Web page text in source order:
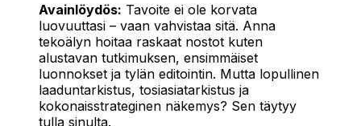
Avainlöydös: Tavoite ei ole korvata
luovuuttasi – vaan vahvistaa sitä. Anna
tekoälyn hoitaa raskaat nostot kuten
alustavan tutkimuksen, ensimmäiset
luonnokset ja tylän editointin. Mutta lopullinen
laaduntarkistus, tosiasiatarkistus ja
kokonaisstrateginen näkemys? Sen täytyy
tulla sinulta.